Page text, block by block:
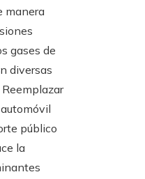
manera
gases de
diversas
público
la